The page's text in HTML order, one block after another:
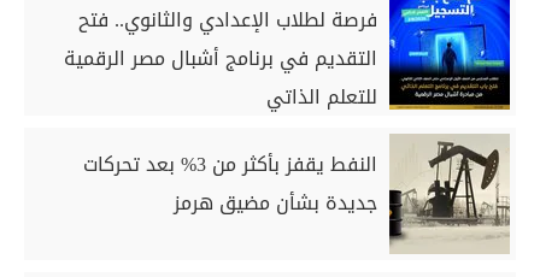
فرصة لطلاب الإعدادي والثانوي.. فتح
التقديم في برنامج أشبال مصر الرقمية
للتعلم الذاتي
النفط يقفز بأكثر من 3% بعد تحركات
جديدة بشأن مضيق هرمز